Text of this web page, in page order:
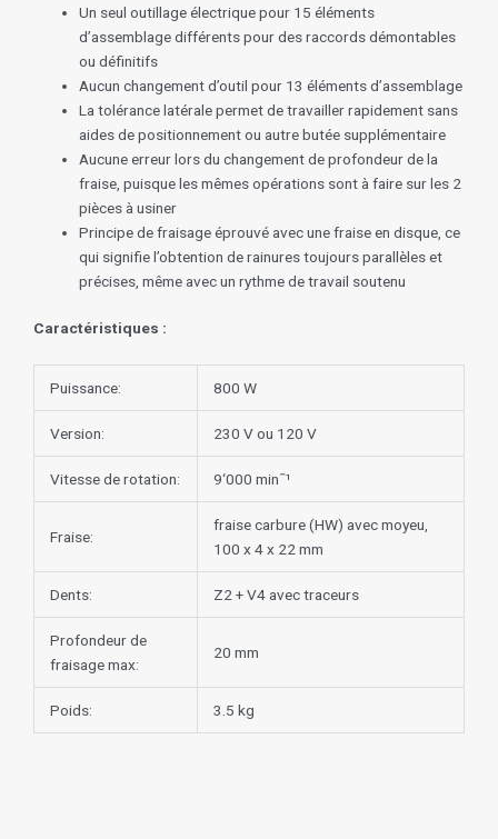
Un seul outillage électrique pour 15 éléments
d’assemblage différents pour des raccords démontables
ou définitifs
Aucun changement d’outil pour 13 éléments d’assemblage
La tolérance latérale permet de travailler rapidement sans
aides de positionnement ou autre butée supplémentaire
Aucune erreur lors du changement de profondeur de la
fraise, puisque les mêmes opérations sont à faire sur les 2
pièces à usiner
Principe de fraisage éprouvé avec une fraise en disque, ce
qui signifie l’obtention de rainures toujours parallèles et
précises, même avec un rythme de travail soutenu
Caractéristiques :
Puissance: 800 W
Version: 230 V ou 120 V
Vitesse de rotation: 9‘000 minˉ¹
Fraise:
fraise carbure (HW) avec moyeu,
100 x 4 x 22 mm
Dents: Z2 + V4 avec traceurs
Profondeur de
fraisage max:
20 mm
Poids: 3.5 kg